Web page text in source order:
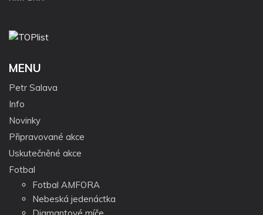
MENU
Petr Salava
Info
Novinky
Připravované akce
Uskutečněné akce
Fotbal
Fotbal AMFORA
Nebeská jedenáctka